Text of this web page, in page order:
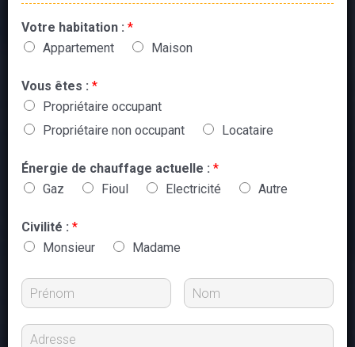
Votre habitation : *
Appartement
Maison
Vous êtes : *
Propriétaire occupant
Propriétaire non occupant
Locataire
Énergie de chauffage actuelle : *
Gaz
Fioul Electricité Autre
Civilité : *
Monsieur
Madame